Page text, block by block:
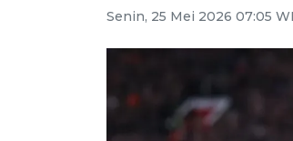
Senin, 25 Mei 2026 07:05